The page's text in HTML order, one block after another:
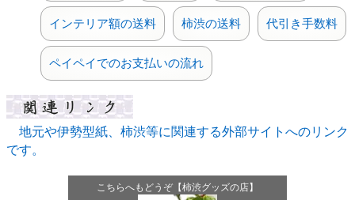
インテリア額の送料 柿渋の送料 代引き手数料
ペイペイでのお支払いの流れ
地元や伊勢型紙、柿渋等に関連する外部サイトへのリンク
です。
こちらへもどうぞ【柿渋グッズの店】